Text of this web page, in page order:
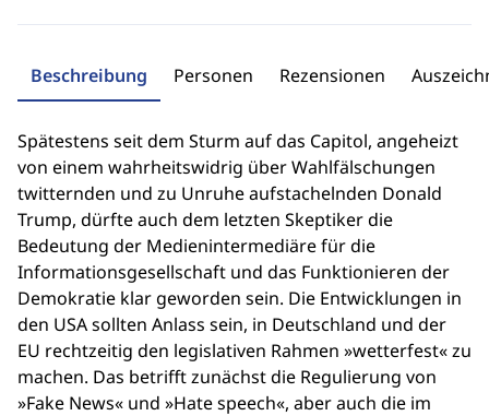
Beschreibung Personen Rezensionen
Spätestens seit dem Sturm auf das Capitol, angeheizt
von einem wahrheitswidrig über Wahlfälschungen
twitternden und zu Unruhe aufstachelnden Donald
Trump, dürfte auch dem letzten Skeptiker die
Bedeutung der Medienintermediäre für die
Informationsgesellschaft und das Funktionieren der
Demokratie klar geworden sein. Die Entwicklungen in
den USA sollten Anlass sein, in Deutschland und der
EU rechtzeitig den legislativen Rahmen »wetterfest« zu
machen. Das betrifft zunächst die Regulierung von
»Fake News« und »Hate speech«, aber auch die im